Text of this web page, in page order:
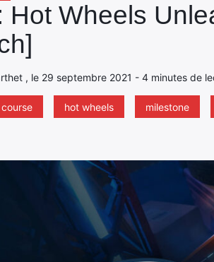
Hot Wheels
, le 29 septembre 2021 - 4 minutes de
course hot wheels milestone